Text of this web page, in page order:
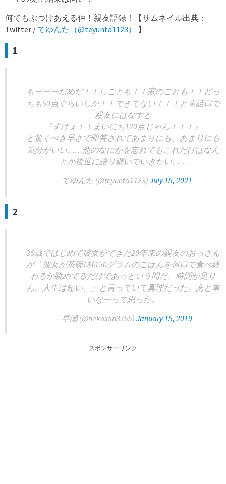
何でもぶつけあえる仲！親友語録！【サムネイル出典：
Twitter /てゆんた（@teyunta1123） 】
1
もーーーだめだ！！しごとも！！家のことも！！どっ
ちも60点ぐらいしか！！できてない！！！と電話口で
親友にはなすと
『すげぇ！！まいにち120点じゃん！！！』
と驚くべき早さで即答されてあまりにも、あまりにも
気分がいい……他のなにかを忘れてもこれだけはなん
とか後世に語り継いでいきたい……
— てゆんた (@teyunta1123) July 15, 2021
2
36歳ではじめて彼女ができた20年来の親友のおっさん
が「彼女が茶碗1杯150グラムのごはんを何口で食べ終
わるか眺めてるだけであっという間だ、時間が足り
ん、人生は短い。」と言っていて真理だった。あと重
いなーって思った。
— 早瀬 (@nekosan3755) January 15, 2019
スポンサーリンク